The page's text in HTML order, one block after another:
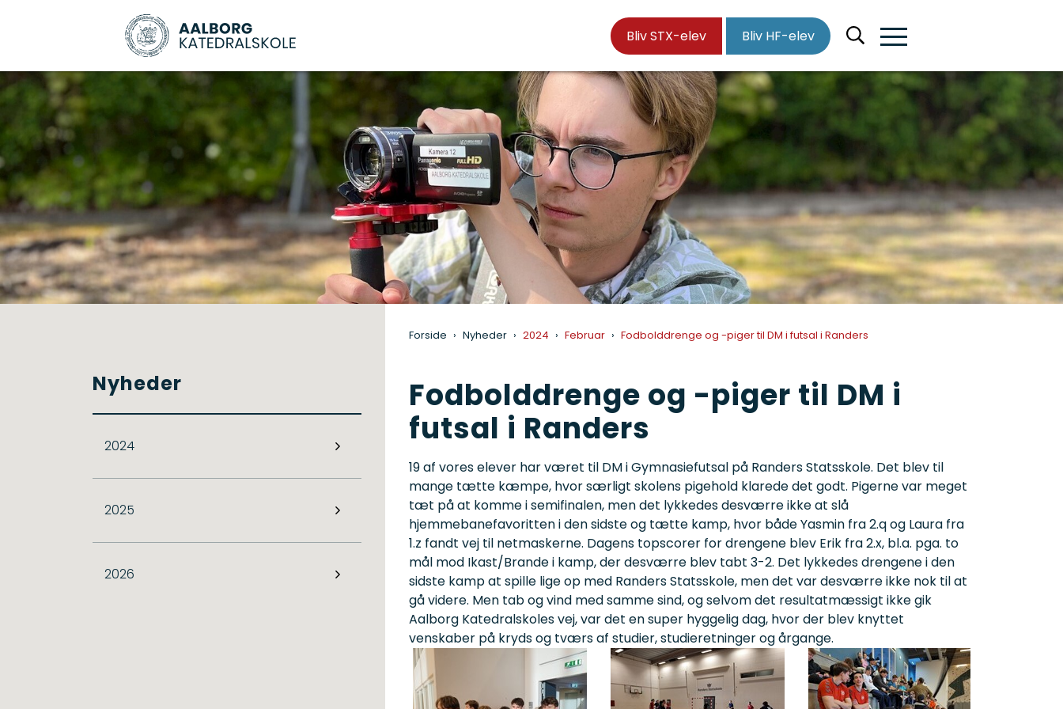
Bliv STX-elev Bliv HF-elev
Forside Nyheder 2024 Februar Fodbolddrenge og -piger til DM i futsal i Randers
Nyheder
2024
2025
2026
Fodbolddrenge og -piger til DM i
futsal i Randers
19 af vores elever har været til DM i Gymnasiefutsal på Randers Statsskole. Det blev til
mange tætte kæmpe, hvor særligt skolens pigehold klarede det godt. Pigerne var meget
tæt på at komme i semifinalen, men det lykkedes desværre ikke at slå
hjemmebanefavoritten i den sidste og tætte kamp, hvor både Yasmin fra 2.q og Laura fra
1.z fandt vej til netmaskerne. Dagens topscorer for drengene blev Erik fra 2.x, bl.a. pga. to
mål mod Ikast/Brande i kamp, der desværre blev tabt 3-2. Det lykkedes drengene i den
sidste kamp at spille lige op med Randers Statsskole, men det var desværre ikke nok til at
gå videre. Men tab og vind med samme sind, og selvom det resultatmæssigt ikke gik
Aalborg Katedralskoles vej, var det en super hyggelig dag, hvor der blev knyttet
venskaber på kryds og tværs af studier, studieretninger og årgange.